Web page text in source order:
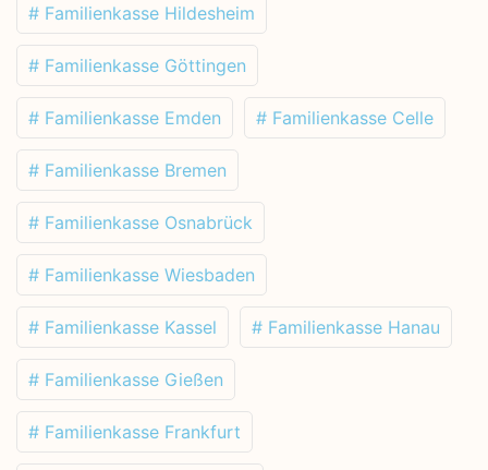
# Familienkasse Hildesheim
# Familienkasse Göttingen
# Familienkasse Emden # Familienkasse Celle
# Familienkasse Bremen
# Familienkasse Osnabrück
# Familienkasse Wiesbaden
# Familienkasse Kassel # Familienkasse Hanau
# Familienkasse Gießen
# Familienkasse Frankfurt